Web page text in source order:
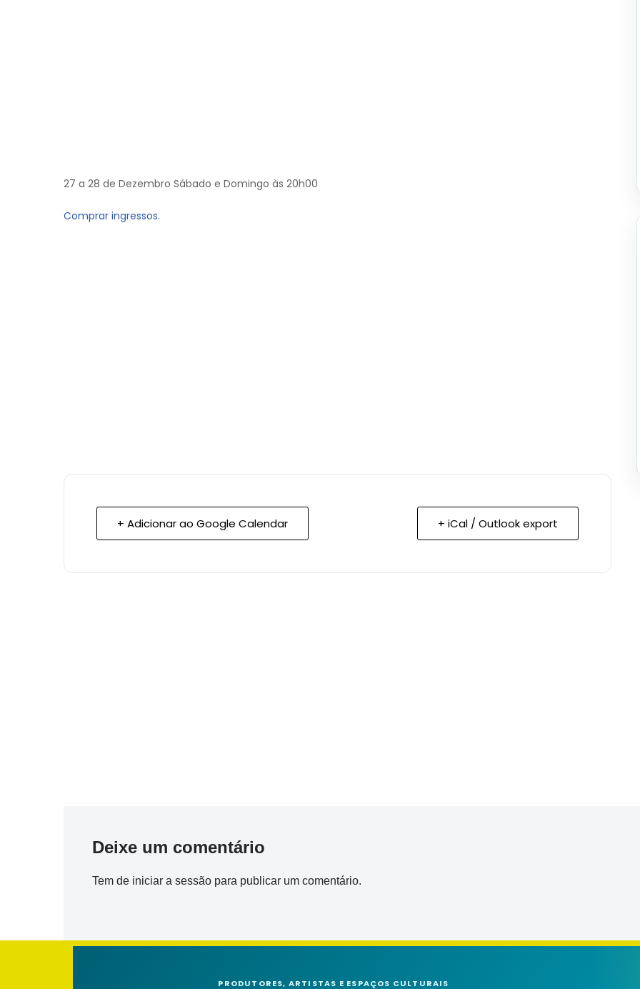
27 a 28 de Dezembro Sábado e Domingo às 20h00
Comprar ingressos.
+ Adicionar ao Google Calendar + iCal / Outlook export
Deixe um comentário
Tem de iniciar a sessão para publicar um comentário.
PRODUTORES, ARTISTAS E ESPAÇOS CULTURAIS